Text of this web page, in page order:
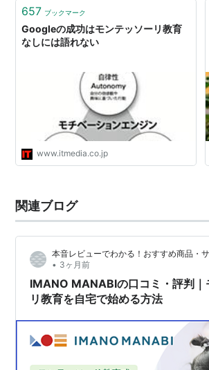
657 ブックマーク
Googleの成功はモンテッソーリ教育
なしには語れない
www.itmedia.co.jp
関連ブログ
本音レビューでわかる！おすすめ商品・
• 3ヶ月前
IMANO MANABIの口コミ・評判｜
リ教育を自宅で始める方法